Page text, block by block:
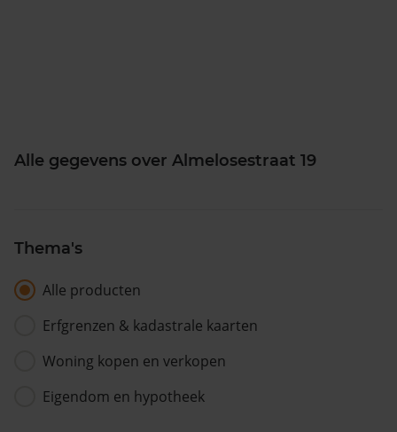
Alle gegevens over Almelosestraat 19
Thema's
Alle producten
Erfgrenzen & kadastrale kaarten
Woning kopen en verkopen
Eigendom en hypotheek